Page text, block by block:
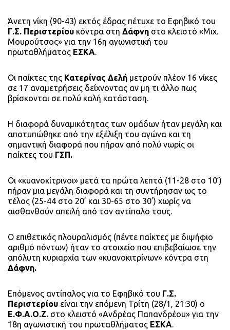
Άνετη νίκη (90-43) εκτός έδρας πέτυχε το Εφηβικό του
Γ.Σ. Περιστερίου κόντρα στη Δάφνη στο κλειστό «Μιχ.
Μουρούτσος» για την 16η αγωνιστική του
πρωταθλήματος ΕΣΚΑ.
Οι παίκτες της Κατερίνας Δελή μετρούν πλέον 16 νίκες
σε 17 αναμετρήσεις δείχνοντας αν μη τι άλλο πως
βρίσκονται σε πολύ καλή κατάσταση.
Η διαφορά δυναμικότητας των ομάδων ήταν μεγάλη και
αποτυπώθηκε από την εξέλιξη του αγώνα και τη
σημαντική διαφορά που πήραν από πολύ νωρίς οι
παίκτες του ΓΣΠ.
Οι «κυανοκίτρινοι» μετά τα πρώτα λεπτά (11-28 στο 10’)
πήραν μια μεγάλη διαφορά και τη συντήρησαν ως το
τέλος (25-44 στο 20’ και 30-65 στο 30’) χωρίς να
αισθανθούν απειλή από τον αντίπαλο τους.
Ο επιθετικός πλουραλισμός (πέντε παίκτες με διψήφιο
αριθμό πόντων) ήταν το στοιχείο που επιβεβαίωσε την
απόλυτη κυριαρχία των «κυανοκιτρίνων» κόντρα στη
Δάφνη.
Επόμενος αντίπαλος για το Εφηβικό του Γ.Σ.
Περιστερίου είναι την επόμενη Τρίτη (28/1, 21:30) ο
Ε.Φ.Α.Ο.Ζ. στο κλειστό «Ανδρέας Παπανδρέου» για την
18η αγωνιστική του πρωταθλήματος ΕΣΚΑ.